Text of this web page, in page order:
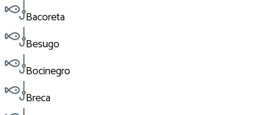
Bacoreta
Besugo
Bocinegro
Breca